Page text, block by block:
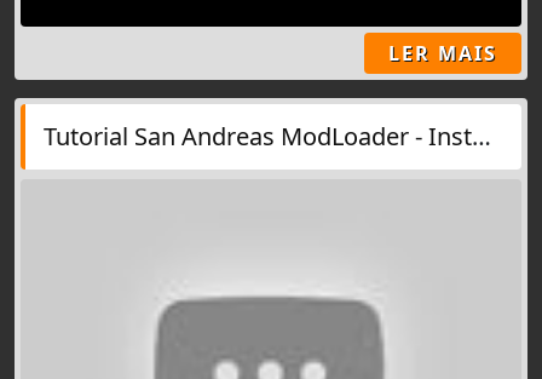
LER MAIS
Tutorial San Andreas ModLoader - Instalação e Utilização